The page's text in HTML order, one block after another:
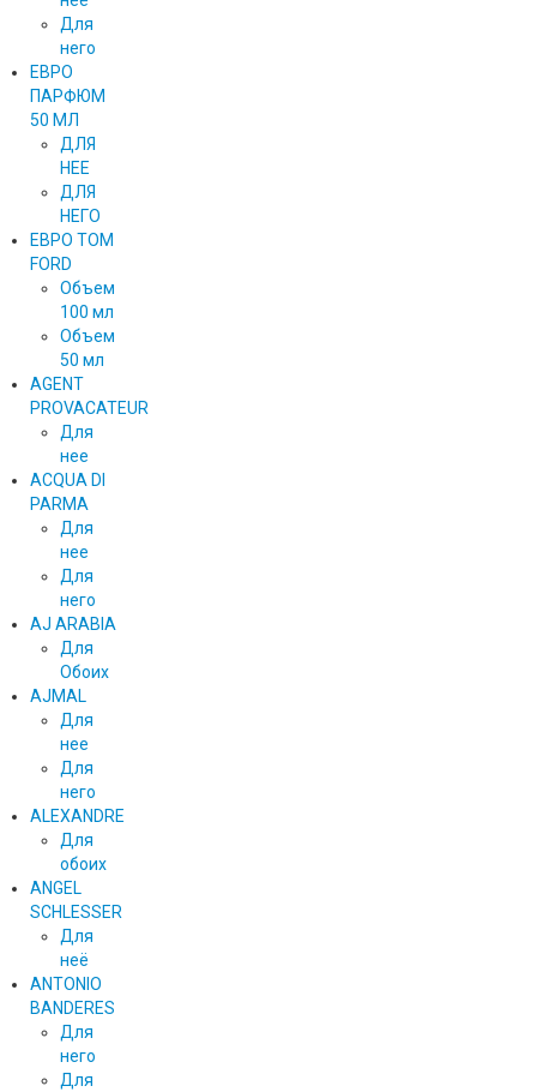
Для
него
ЕВРО
ПАРФЮМ
50 МЛ
ДЛЯ
НЕЕ
ДЛЯ
НЕГО
ЕВРО TOM
FORD
Объем
100 мл
Объем
50 мл
AGENT
PROVACATEUR
Для
нее
ACQUA DI
PARMA
Для
нее
Для
него
AJ ARABIA
Для
Обоих
AJMAL
Для
нее
Для
него
ALEXANDRE
Для
обоих
ANGEL
SCHLESSER
Для
неё
ANTONIO
BANDERES
Для
него
Для